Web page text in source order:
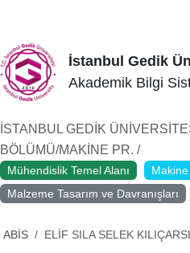
İstanbul Gedik
Akademik Bilgi
İSTANBUL GEDİK
BÖLÜMÜ/MAKİNE PR. /
Mühendislik Temel Alanı
Malzeme Tasarım ve Davranışları
ABİS ELİF SILA SELEK